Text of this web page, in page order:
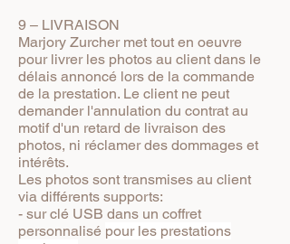
9 – LIVRAISON
Marjory Zurcher met tout en oeuvre
pour livrer les photos au client dans le
délais annoncé lors de la commande
de la prestation. Le client ne peut
demander l'annulation du contrat au
motif d'un retard de livraison des
photos, ni réclamer des dommages et
intérêts.
Les photos sont transmises au client
via différents supports:
- sur clé USB dans un coffret
personnalisé pour les prestations